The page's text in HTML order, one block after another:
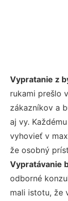
Vypratanie z
rukami prešlo
zákazníkov a
aj vy.
vyhovieť v
že osobný
Vypratávanie
odborné
mali istotu, že